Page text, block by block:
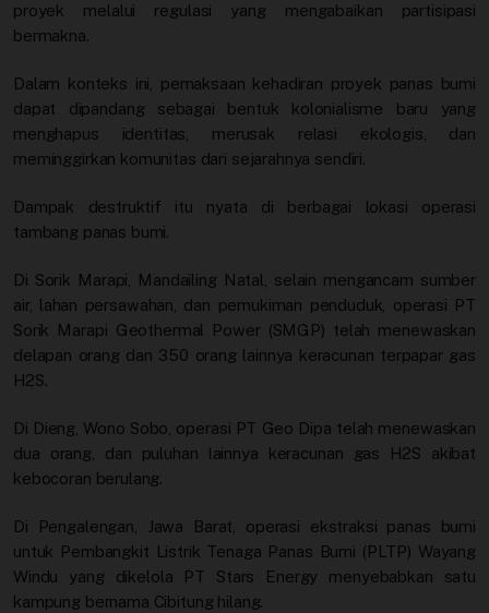
proyek melalui regulasi yang mengabaikan partisipasi
bermakna.
Dalam konteks ini, pemaksaan kehadiran proyek panas bumi
dapat dipandang sebagai bentuk kolonialisme baru yang
menghapus identitas, merusak relasi ekologis, dan
meminggirkan komunitas dari sejarahnya sendiri.
Dampak destruktif itu nyata di berbagai lokasi operasi
tambang panas bumi.
Di Sorik Marapi, Mandailing Natal, selain mengancam sumber
air, lahan persawahan, dan pemukiman penduduk, operasi PT
Sorik Marapi Geothermal Power (SMGP) telah menewaskan
delapan orang dan 350 orang lainnya keracunan terpapar gas
H2S.
Di Dieng, Wono Sobo, operasi PT Geo Dipa telah menewaskan
dua orang, dan puluhan lainnya keracunan gas H2S akibat
kebocoran berulang.
Di Pengalengan, Jawa Barat, operasi ekstraksi panas bumi
untuk Pembangkit Listrik Tenaga Panas Bumi (PLTP) Wayang
Windu yang dikelola PT Stars Energy menyebabkan satu
kampung bernama Cibitung hilang.